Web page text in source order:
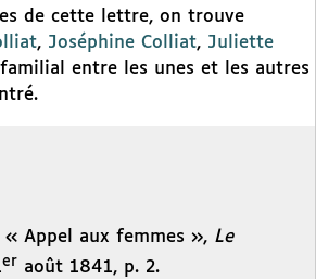
de cette lettre, on trouve
, Joséphine Colliat, Juliette
entre les unes et les autres
« Appel aux femmes », Le
er août 1841, p. 2.